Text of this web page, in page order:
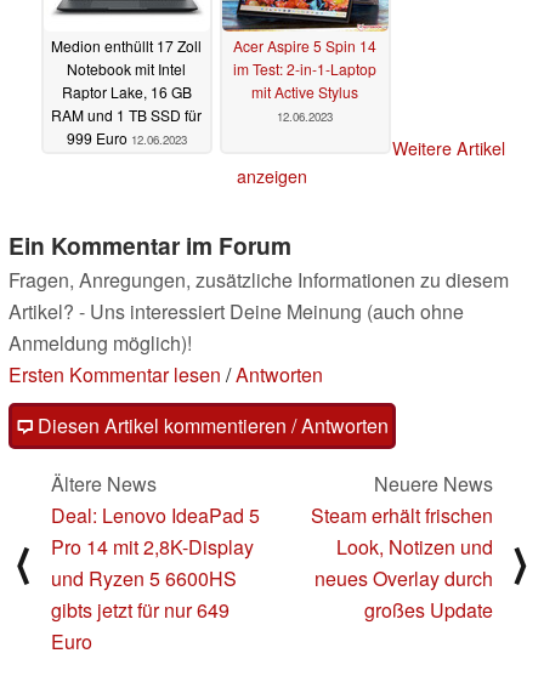
Medion enthüllt 17 Zoll
Notebook mit Intel
Raptor Lake, 16 GB
RAM und 1 TB SSD für
999 Euro 12.06.2023
Acer Aspire 5 Spin 14
im Test: 2-in-1-Laptop
mit Active Stylus
12.06.2023
Weitere Artikel
anzeigen
Ein Kommentar im Forum
Fragen, Anregungen, zusätzliche Informationen zu diesem
Artikel? - Uns interessiert Deine Meinung (auch ohne
Anmeldung möglich)!
Ersten Kommentar lesen /Antworten
Diesen Artikel kommentieren / Antworten
⟨
Ältere News
Deal: Lenovo IdeaPad 5
Pro 14 mit 2,8K-Display
und Ryzen 5 6600HS
gibts jetzt für nur 649
Euro
Neuere News
Steam erhält frischen
Look, Notizen und
neues Overlay durch
großes Update
⟩